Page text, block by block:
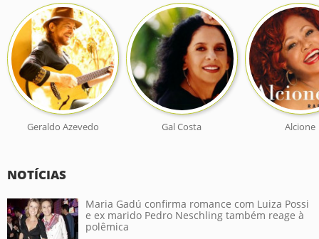
Geraldo Azevedo Gal Costa Alcione
NOTÍCIAS
Maria Gadú confirma romance com Luiza Possi
e ex marido Pedro Neschling também reage à
polêmica